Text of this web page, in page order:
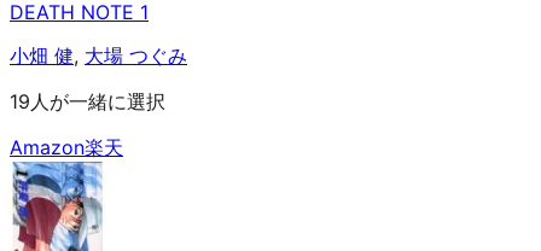
DEATH NOTE 1
小畑 健, 大場 つぐみ
19人が一緒に選択
Amazon楽天